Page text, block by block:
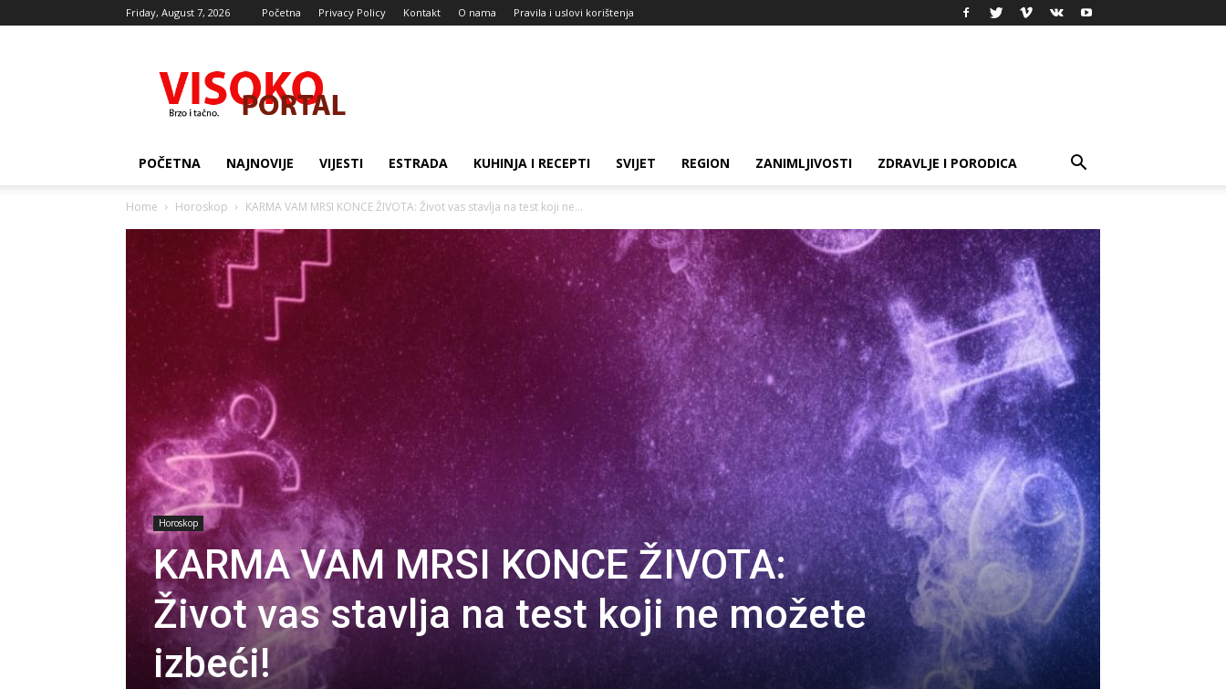
Friday, August 7, 2026 Početna Privacy Policy Kontakt O nama Pravila i uslovi korištenja
portal
POČETNA NAJNOVIJE VIJESTI ESTRADA KUHINJA I RECEPTI SVIJET REGION ZANIMLJIVOSTI ZDRAVLJE I PORODICA
Home Horoskop KARMA VAM MRSI KONCE ŽIVOTA: Život vas stavlja na test koji ne...
Horoskop
KARMA VAM MRSI KONCE ŽIVOTA:
Život vas stavlja na test koji ne možete
izbeći!